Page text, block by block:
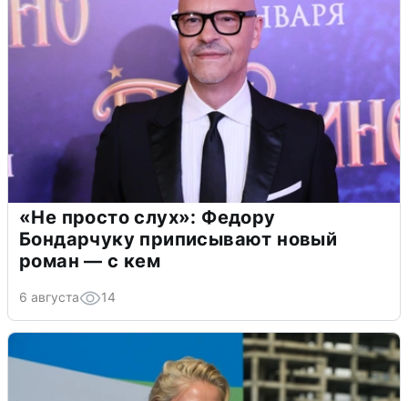
«Не просто слух»: Федору
Бондарчуку приписывают новый
роман — с кем
6 августа 14